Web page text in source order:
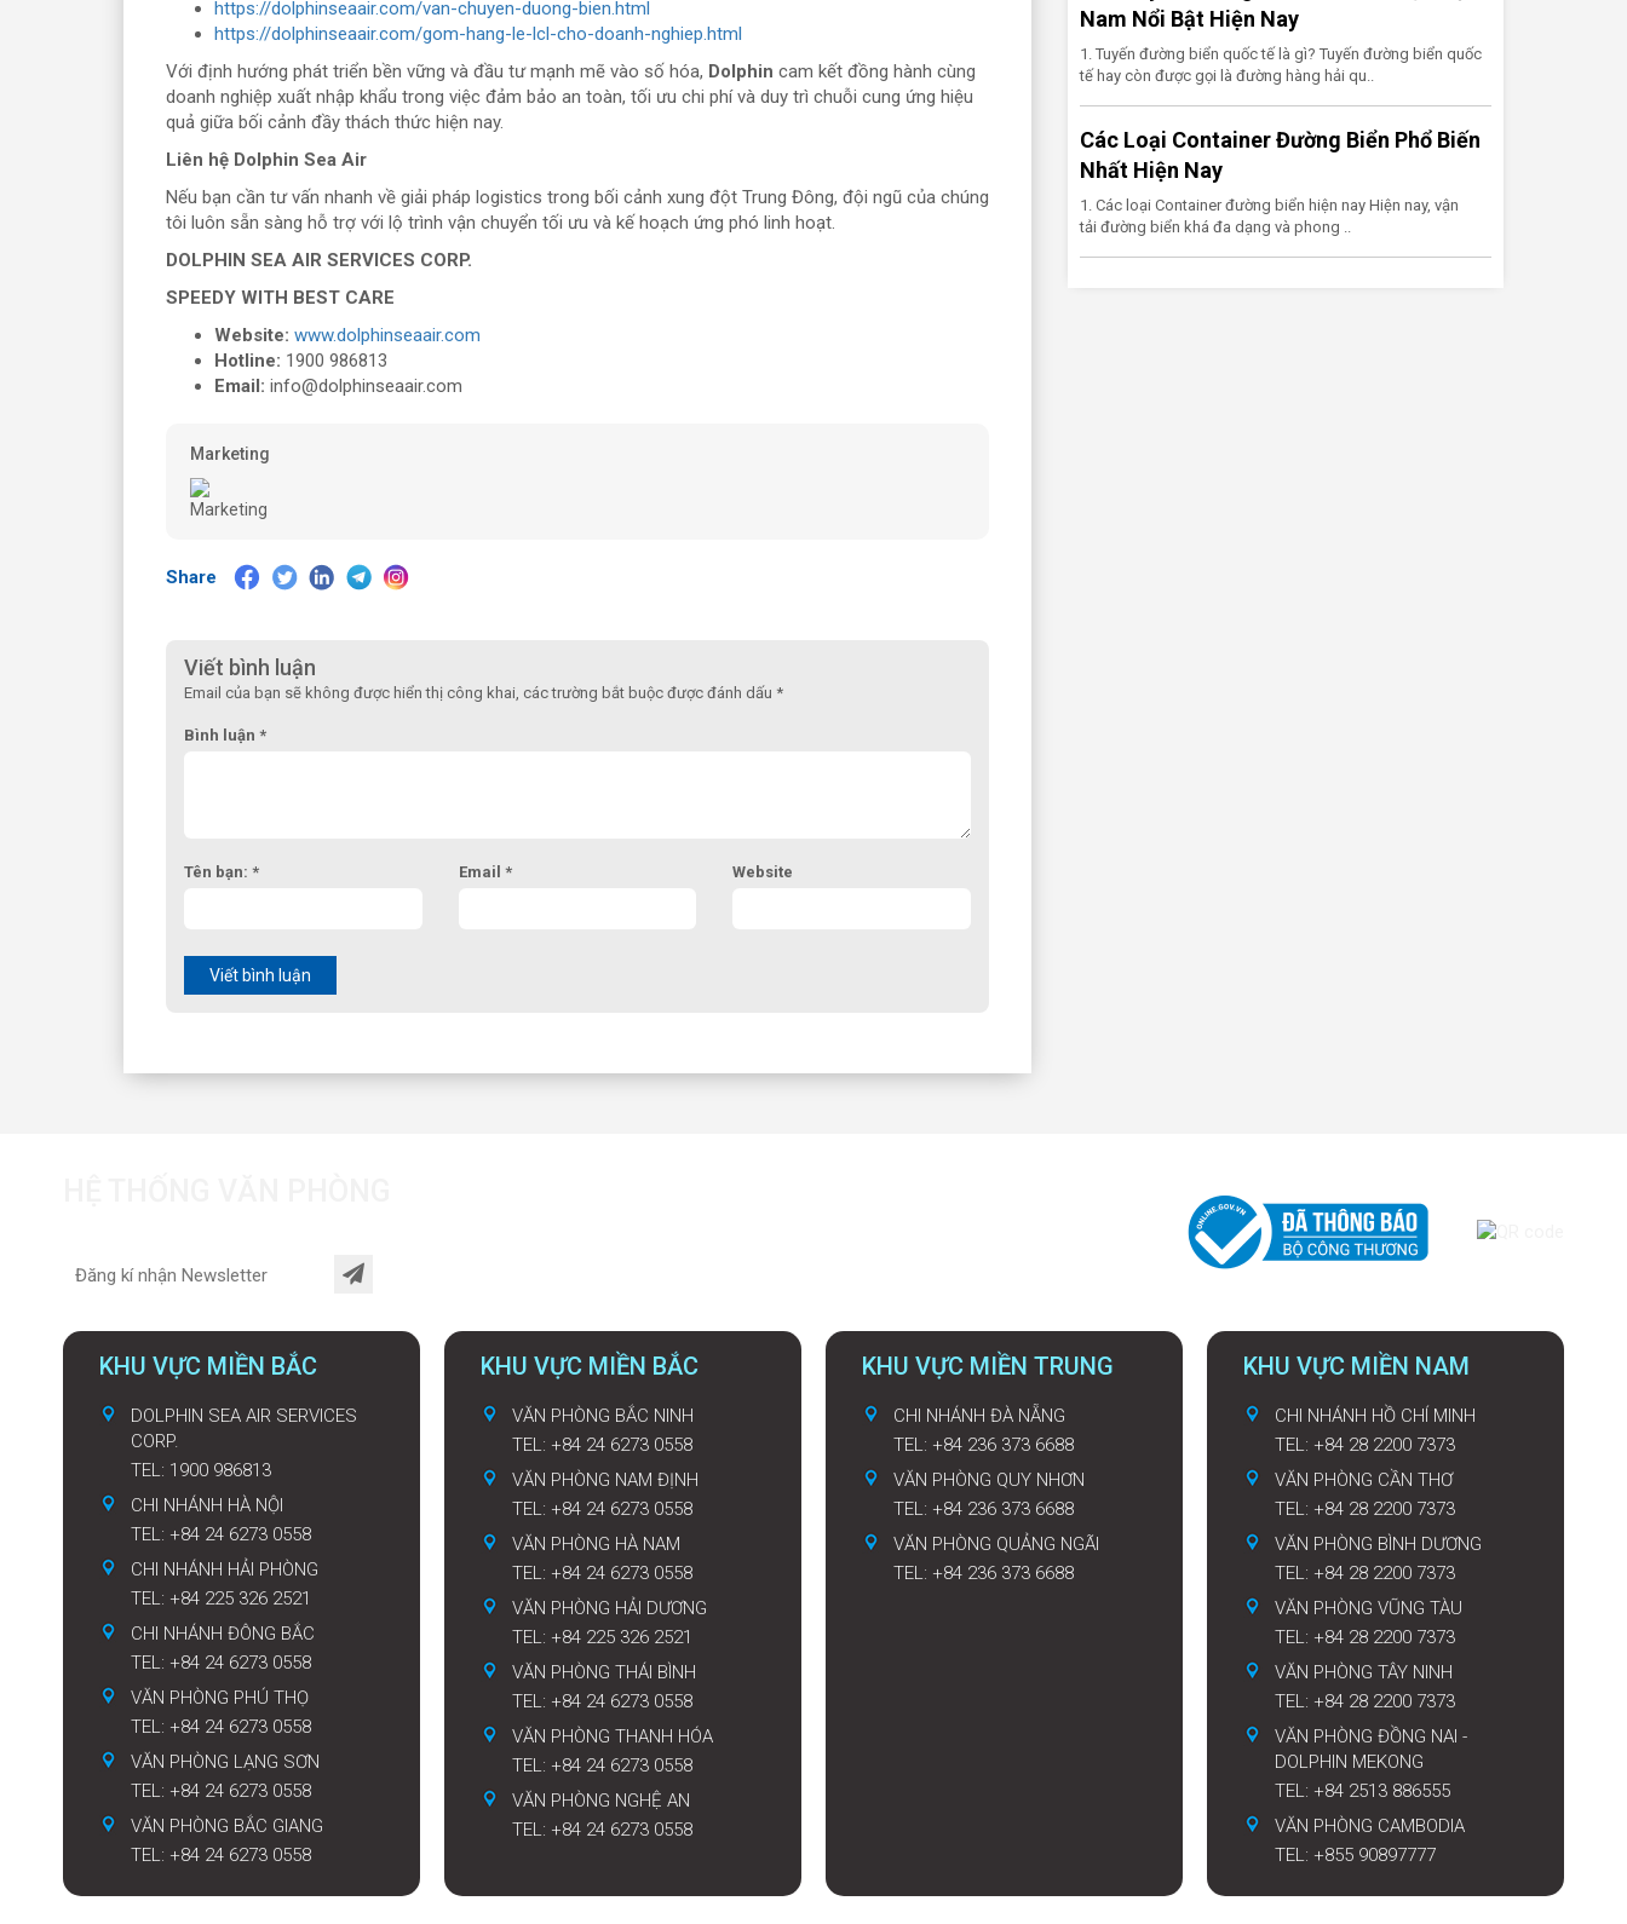
https://dolphinseaair.com/van-chuyen-duong-bien.html
https://dolphinseaair.com/gom-hang-le-lcl-cho-doanh-nghiep.html
Với định hướng phát triển bền vững và đầu tư mạnh mẽ vào số hóa, Dolphin cam kết đồng hành cùng
doanh nghiệp xuất nhập khẩu trong việc đảm bảo an toàn, tối ưu chi phí và duy trì chuỗi cung ứng hiệu
quả giữa bối cảnh đầy thách thức hiện nay.
Liên hệ Dolphin Sea Air
Nếu bạn cần tư vấn nhanh về giải pháp logistics trong bối cảnh xung đột Trung Đông, đội ngũ của chúng
tôi luôn sẵn sàng hỗ trợ với lộ trình vận chuyển tối ưu và kế hoạch ứng phó linh hoạt.
DOLPHIN SEA AIR SERVICES CORP.
SPEEDY WITH BEST CARE
Website: www.dolphinseaair.com
Hotline: 1900 986813
Email: info@dolphinseaair.com
Marketing
Share
Viết bình luận
Email của bạn sẽ không được hiển thị công khai, các trường bắt buộc được đánh dấu *
Bình luận *
Tên bạn: * Email * Website
Viết bình luận
Nam Nổi Bật Hiện Nay
1. Tuyến đường biển quốc tế là gì? Tuyến đường biển quốc
tế hay còn được gọi là đường hàng hải qu..
Các Loại Container Đường Biển Phổ Biến
Nhất Hiện Nay
1. Các loại Container đường biển hiện nay Hiện nay, vận
tải đường biển khá đa dạng và phong ..
KHU VỰC MIỀN BẮC
DOLPHIN SEA AIR SERVICES
CORP.
TEL: 1900 986813
CHI NHÁNH HÀ NỘI
TEL: +84 24 6273 0558
CHI NHÁNH HẢI PHÒNG
TEL: +84 225 326 2521
CHI NHÁNH ĐÔNG BẮC
TEL: +84 24 6273 0558
VĂN PHÒNG PHÚ THỌ
TEL: +84 24 6273 0558
VĂN PHÒNG LẠNG SƠN
TEL: +84 24 6273 0558
VĂN PHÒNG BẮC GIANG
TEL: +84 24 6273 0558
KHU VỰC MIỀN BẮC
VĂN PHÒNG BẮC NINH
TEL: +84 24 6273 0558
VĂN PHÒNG NAM ĐỊNH
TEL: +84 24 6273 0558
VĂN PHÒNG HÀ NAM
TEL: +84 24 6273 0558
VĂN PHÒNG HẢI DƯƠNG
TEL: +84 225 326 2521
VĂN PHÒNG THÁI BÌNH
TEL: +84 24 6273 0558
VĂN PHÒNG THANH HÓA
TEL: +84 24 6273 0558
VĂN PHÒNG NGHỆ AN
TEL: +84 24 6273 0558
KHU VỰC MIỀN TRUNG
CHI NHÁNH ĐÀ NẴNG
TEL: +84 236 373 6688
VĂN PHÒNG QUY NHƠN
TEL: +84 236 373 6688
VĂN PHÒNG QUẢNG NGÃI
TEL: +84 236 373 6688
KHU VỰC MIỀN NAM
CHI NHÁNH HỒ CHÍ MINH
TEL: +84 28 2200 7373
VĂN PHÒNG CẦN THƠ
TEL: +84 28 2200 7373
VĂN PHÒNG BÌNH DƯƠNG
TEL: +84 28 2200 7373
VĂN PHÒNG VŨNG TÀU
TEL: +84 28 2200 7373
VĂN PHÒNG TÂY NINH
TEL: +84 28 2200 7373
VĂN PHÒNG ĐỒNG NAI -
DOLPHIN MEKONG
TEL: +84 2513 886555
VĂN PHÒNG CAMBODIA
TEL: +855 90897777